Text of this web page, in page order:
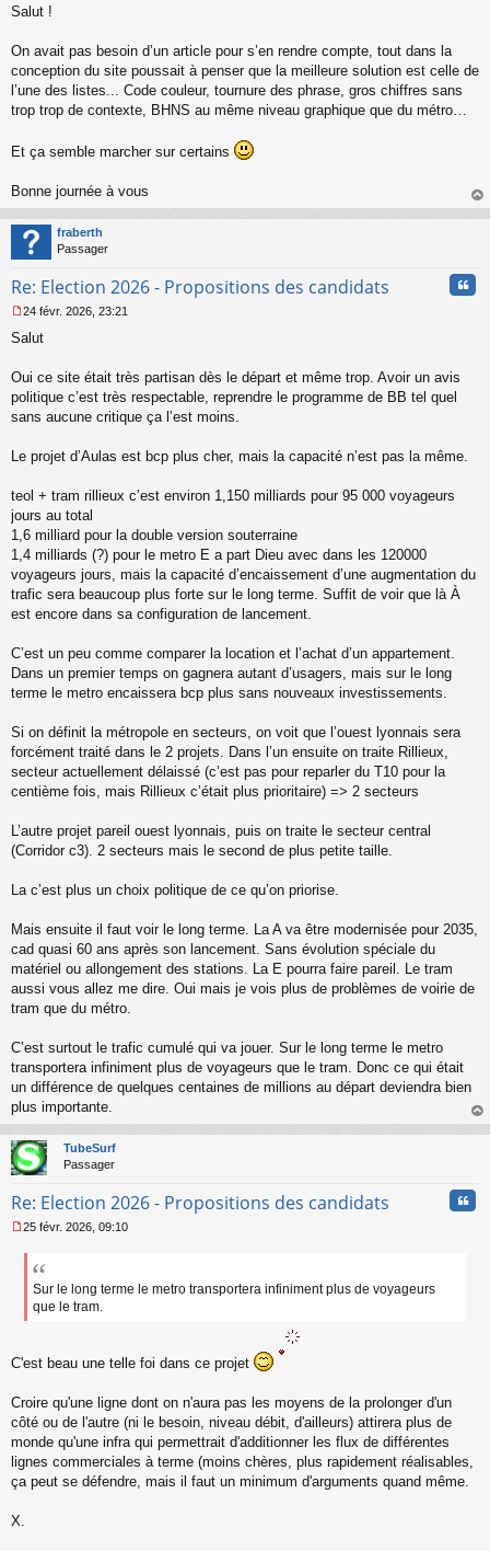
n
l
u
Salut !
On avait pas besoin d’un article pour s’en rendre compte, tout dans la
conception du site poussait à penser que la meilleure solution est celle de
l’une des listes... Code couleur, tournure des phrase, gros chiffres sans
trop trop de contexte, BHNS au même niveau graphique que du métro…
Et ça semble marcher sur certains
Bonne journée à vous
au
fraberth
Passager
Re: Election 2026 - Propositions des candidats
e
s
a
g
e
o
u
24 févr. 2026, 23:21
Salut
Oui ce site était très partisan dès le départ et même trop. Avoir un avis
politique c’est très respectable, reprendre le programme de BB tel quel
sans aucune critique ça l’est moins.
Le projet d’Aulas est bcp plus cher, mais la capacité n’est pas la même.
teol + tram rillieux c’est environ 1,150 milliards pour 95 000 voyageurs
jours au total
1,6 milliard pour la double version souterraine
1,4 milliards (?) pour le metro E a part Dieu avec dans les 120000
voyageurs jours, mais la capacité d’encaissement d’une augmentation du
trafic sera beaucoup plus forte sur le long terme. Suffit de voir que là À
est encore dans sa configuration de lancement.
C’est un peu comme comparer la location et l’achat d’un appartement.
Dans un premier temps on gagnera autant d’usagers, mais sur le long
terme le metro encaissera bcp plus sans nouveaux investissements.
Si on définit la métropole en secteurs, on voit que l’ouest lyonnais sera
forcément traité dans le 2 projets. Dans l’un ensuite on traite Rillieux,
secteur actuellement délaissé (c’est pas pour reparler du T10 pour la
centième fois, mais Rillieux c’était plus prioritaire) => 2 secteurs
L’autre projet pareil ouest lyonnais, puis on traite le secteur central
(Corridor c3). 2 secteurs mais le second de plus petite taille.
La c’est plus un choix politique de ce qu’on priorise.
Mais ensuite il faut voir le long terme. La A va être modernisée pour 2035,
cad quasi 60 ans après son lancement. Sans évolution spéciale du
matériel ou allongement des stations. La E pourra faire pareil. Le tram
aussi vous allez me dire. Oui mais je vois plus de problèmes de voirie de
tram que du métro.
C’est surtout le trafic cumulé qui va jouer. Sur le long terme le metro
transportera infiniment plus de voyageurs que le tram. Donc ce qui était
un différence de quelques centaines de millions au départ deviendra bien
plus importante.
au
TubeSurf
Passager
Re: Election 2026 - Propositions des candidats
e
g
o
l
u
25 févr. 2026, 09:10
Sur le long terme le metro transportera infiniment plus de voyageurs
que le tram.
C'est beau une telle foi dans ce projet
Croire qu'une ligne dont on n'aura pas les moyens de la prolonger d'un
côté ou de l'autre (ni le besoin, niveau débit, d'ailleurs) attirera plus de
monde qu'une infra qui permettrait d'additionner les flux de différentes
lignes commerciales à terme (moins chères, plus rapidement réalisables,
ça peut se défendre, mais il faut un minimum d'arguments quand même.
X.